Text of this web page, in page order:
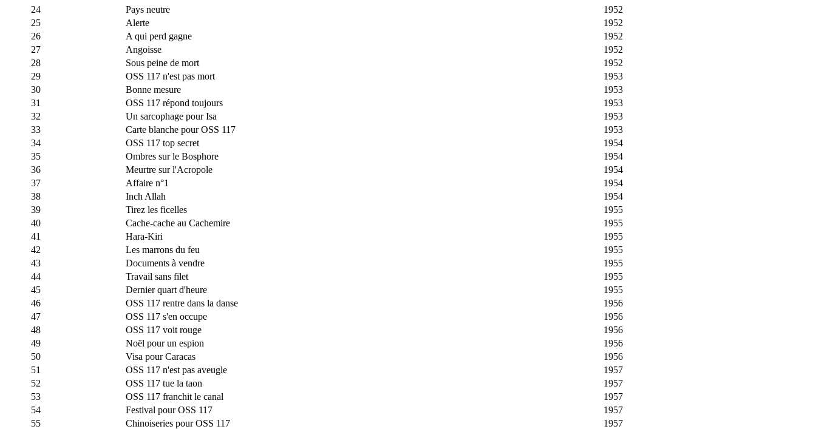
24
Pays neutre
1952
25
Alerte
1952
26
A qui perd gagne
1952
27
Angoisse
1952
28
Sous peine de mort
1952
29
OSS 117 n'est pas mort
1953
30
Bonne mesure
1953
31
OSS 117 répond toujours
1953
32
Un sarcophage pour Isa
1953
33
Carte blanche pour OSS 117
1953
34
OSS 117 top secret
1954
35
Ombres sur le Bosphore
1954
36
Meurtre sur l'Acropole
1954
37
Affaire n°1
1954
38
Inch Allah
1954
39
Tirez les ficelles
1955
40
Cache-cache au Cachemire
1955
41
Hara-Kiri
1955
42
Les marrons du feu
1955
43
Documents à vendre
1955
44
Travail sans filet
1955
45
Dernier quart d'heure
1955
46
OSS 117 rentre dans la danse
1956
47
OSS 117 s'en occupe
1956
48
OSS 117 voit rouge
1956
49
Noël pour un espion
1956
50
Visa pour Caracas
1956
51
OSS 117 n'est pas aveugle
1957
52
OSS 117 tue la taon
1957
53
OSS 117 franchit le canal
1957
54
Festival pour OSS 117
1957
55
Chinoiseries pour OSS 117
1957